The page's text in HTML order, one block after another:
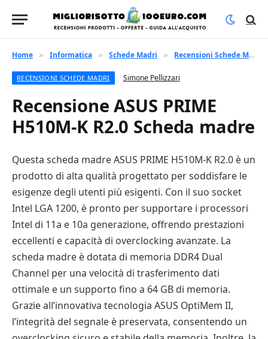
Home » Informatica » Schede Madri » Recensioni Schede Madri
RECENSIONI SCHEDE MADRI Simone Pellizzari
Recensione ASUS PRIME
H510M-K R2.0 Scheda madre
Questa scheda madre ASUS PRIME H510M-K R2.0 è un
prodotto di alta qualità progettato per soddisfare le
esigenze degli utenti più esigenti. Con il suo socket
Intel LGA 1200, è pronto per supportare i processori
Intel di 11a e 10a generazione, offrendo prestazioni
eccellenti e capacità di overclocking avanzate. La
scheda madre è dotata di memoria DDR4 Dual
Channel per una velocità di trasferimento dati
ottimale e un supporto fino a 64 GB di memoria.
Grazie all’innovativa tecnologia ASUS OptiMem II,
l’integrità del segnale è preservata, consentendo un